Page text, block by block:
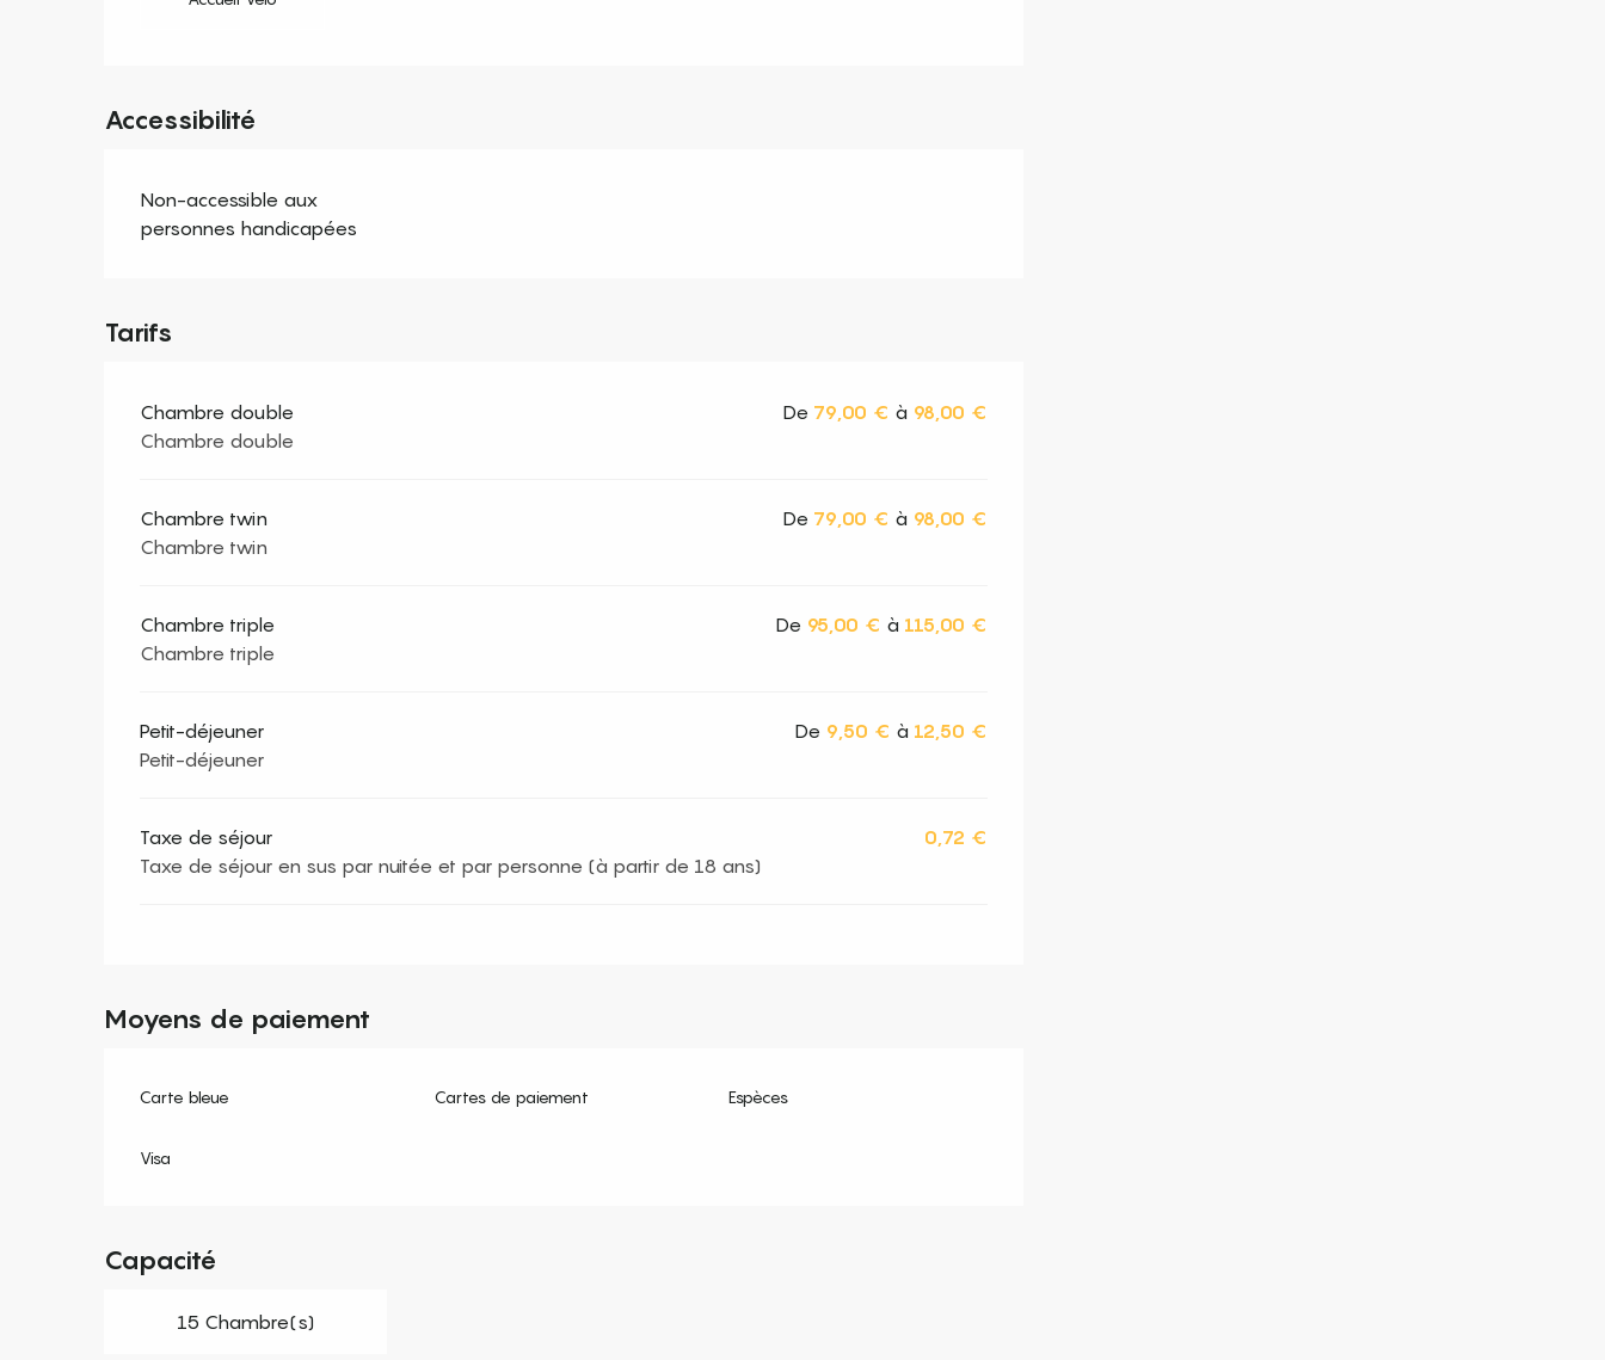
Accessibilité
Non-accessible aux
personnes handicapées
Tarifs
Chambre double
Chambre double
De 79,00 € à 98,00 €
Chambre twin
Chambre twin
De 79,00 € à 98,00 €
Chambre triple
Chambre triple
De 95,00 € à 115,00 €
Petit-déjeuner
Petit-déjeuner
De 9,50 € à 12,50 €
Taxe de séjour
Taxe de séjour en sus par nuitée et par personne (à partir de 18 ans)
0,72 €
Moyens de paiement
Carte bleue Cartes de paiement Espèces
Visa
Capacité
15 Chambre(s)